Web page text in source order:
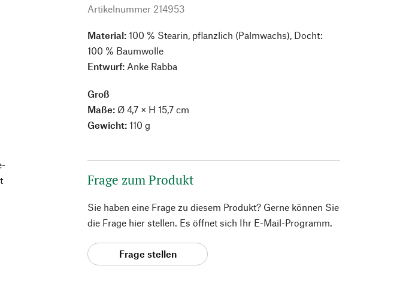
Artikelnummer 214953
Material:100 % Stearin, pflanzlich (Palmwachs), Docht:
100 % Baumwolle
Entwurf: Anke Rabba
Groß
Maße: Ø 4,7 × H 15,7 cm
Gewicht:110 g
Frage zum Produkt
Sie haben eine Frage zu diesem Produkt? Gerne können Sie
die Frage hier stellen. Es öffnet sich Ihr E-Mail-Programm.
Frage stellen